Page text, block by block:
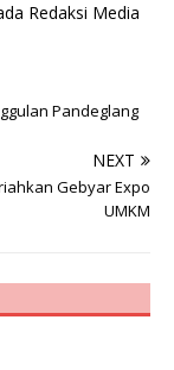
Redaksi Media
Pandeglang
NEXT
Gebyar Expo
UMKM